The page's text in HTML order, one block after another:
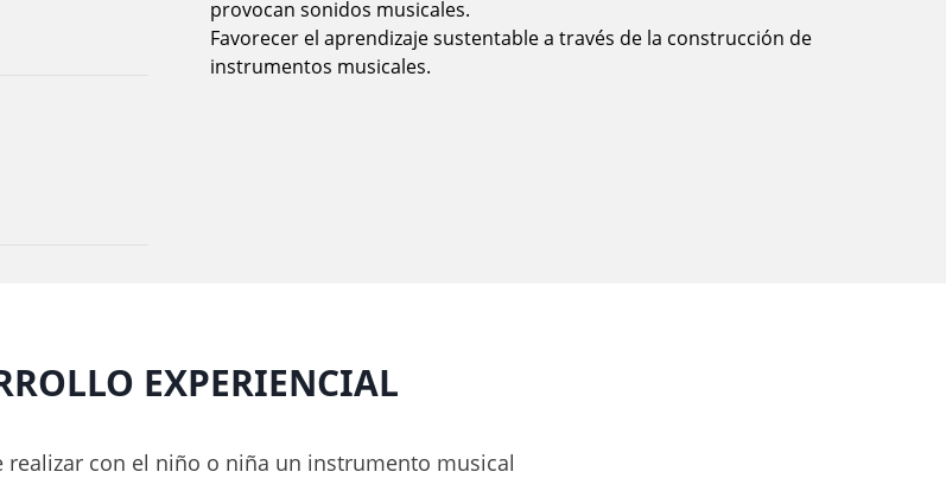
provocan sonidos musicales.
Favorecer el aprendizaje sustentable a través de la construcción de
instrumentos musicales.
EXPERIENCIAL
realizar con el niño o niña un instrumento musical